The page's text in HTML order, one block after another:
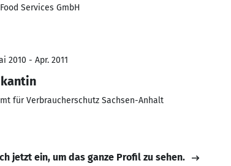
Services GmbH
2010 - Apr. 2011
für Verbraucherschutz Sachsen-Anhalt
jetzt ein, um das ganze Profil zu sehen.